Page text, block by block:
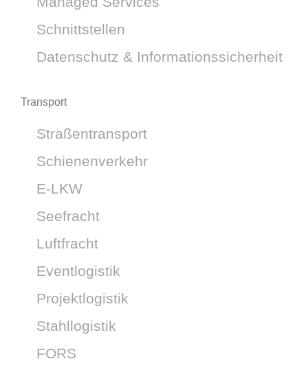
Schnittstellen
Datenschutz & Informationssicherheit
Transport
Straßentransport
Schienenverkehr
E-LKW
Seefracht
Luftfracht
Eventlogistik
Projektlogistik
Stahllogistik
FORS